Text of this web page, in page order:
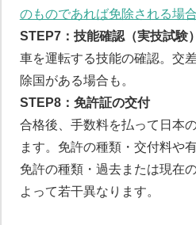
ペーパードライバー
のものであれば免除される場合
STEP7：技能確認（実技試験）
車を運転する技能の確認。交
除国がある場合も。
STEP8：免許証の交付
合格後、手数料を払って日本
ます。免許の種類・交付料や
免許の種類・過去または現在
よって若干異なります。